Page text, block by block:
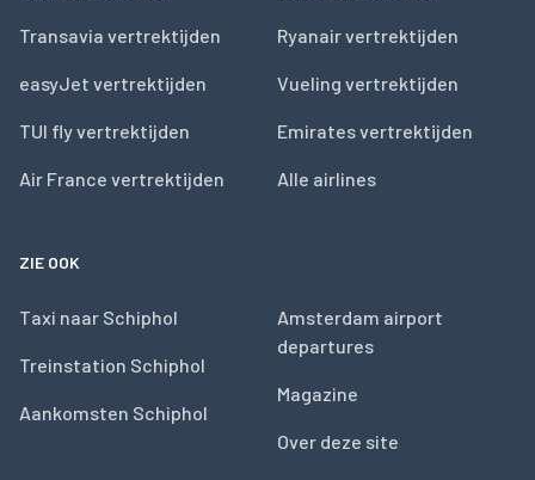
Transavia vertrektijden
easyJet vertrektijden
TUI fly vertrektijden
Air France vertrektijden
Ryanair vertrektijden
Vueling vertrektijden
Emirates vertrektijden
Alle airlines
ZIE OOK
Taxi naar Schiphol
Treinstation Schiphol
Aankomsten Schiphol
Amsterdam airport
departures
Magazine
Over deze site